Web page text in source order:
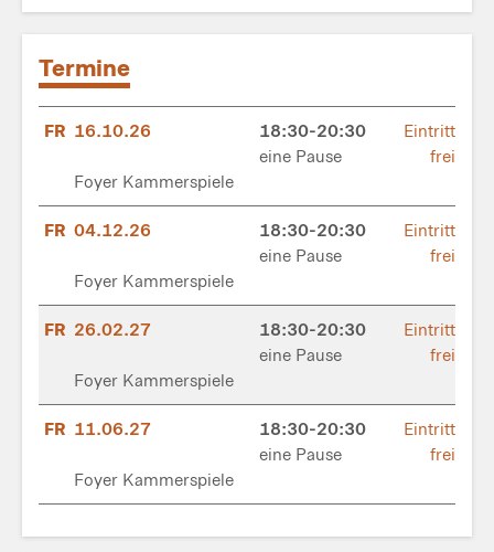
Termine
FR 16.10.26
18:30-20:30
eine Pause
Foyer Kammerspiele
Eintritt
frei
FR 04.12.26
18:30-20:30
eine Pause
Foyer Kammerspiele
Eintritt
frei
FR 26.02.27
18:30-20:30
eine Pause
Foyer Kammerspiele
Eintritt
frei
FR 11.06.27
18:30-20:30
eine Pause
Foyer Kammerspiele
Eintritt
frei